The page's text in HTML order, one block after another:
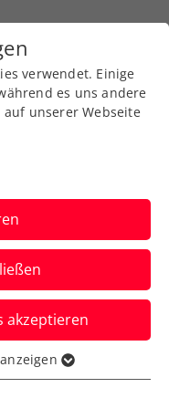
verwendet. Einige
es uns andere
unserer Webseite
akzeptieren